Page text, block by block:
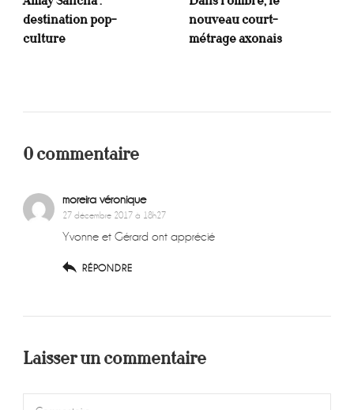
destination pop-
culture
nouveau court-
métrage axonais
0 commentaire
moreira véronique
27 décembre 2017 à 18h27
Yvonne et Gérard ont apprécié
RÉPONDRE
Laisser un commentaire